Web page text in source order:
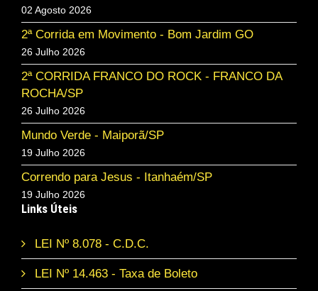
02 Agosto 2026
2ª Corrida em Movimento - Bom Jardim GO
26 Julho 2026
2ª CORRIDA FRANCO DO ROCK - FRANCO DA
ROCHA/SP
26 Julho 2026
Mundo Verde - Maiporã/SP
19 Julho 2026
Correndo para Jesus - Itanhaém/SP
19 Julho 2026
Links Úteis
LEI Nº 8.078 - C.D.C.
LEI Nº 14.463 - Taxa de Boleto